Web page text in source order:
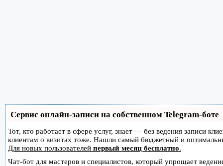
Сервис онлайн-записи на собственном Telegram-боте
Тот, кто работает в сфере услуг, знает — без ведения записи
клиентам о визитах тоже. Нашли самый бюджетный и
Для новых пользователей первый месяц бесплатно.
Чат-бот для мастеров и специалистов, который упрощает